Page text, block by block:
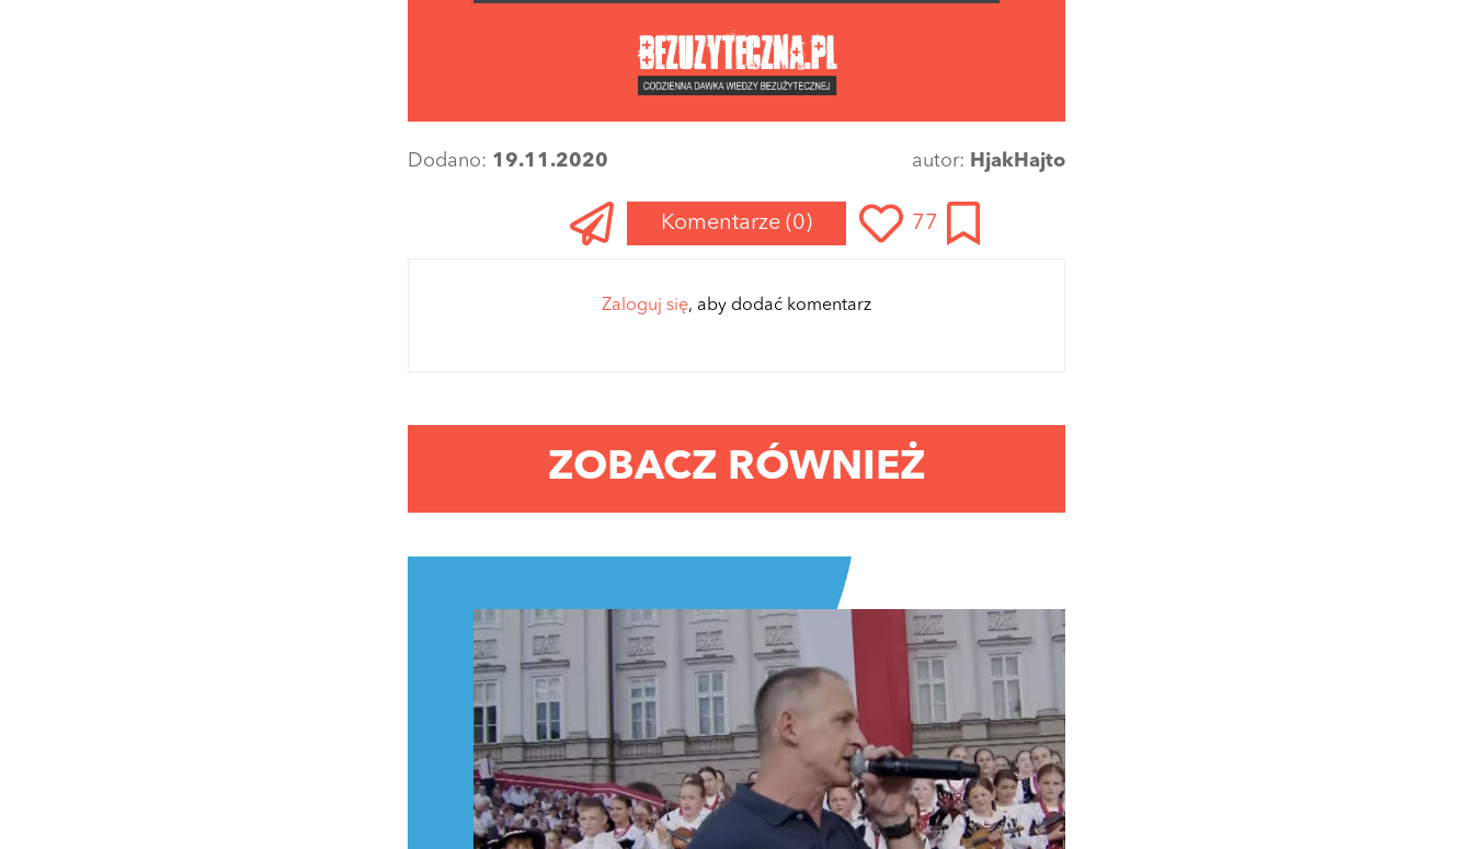
Dodano: 19.11.2020 autor: HjakHajto
Komentarze (0) 77
Zaloguj się, aby dodać komentarz
ZOBACZ RÓWNIEŻ